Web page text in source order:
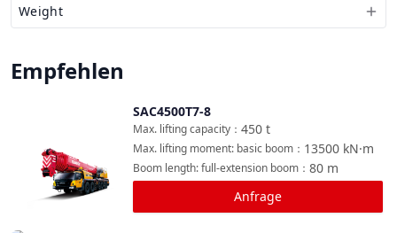
Weight
Empfehlen
SAC4500T7-8
450 t
Max. lifting capacity ：
13500 kN·m
Max. lifting moment: basic boom ：
80 m
Boom length: full-extension boom ：
Anfrage